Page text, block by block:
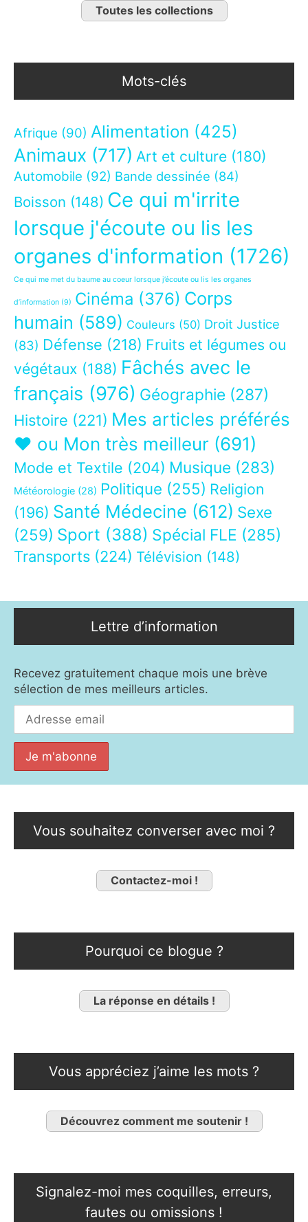
Toutes les collections
Mots-clés
Afrique (90) Alimentation (425)
Animaux (717) Art et culture (180)
Automobile (92) Bande dessinée (84)
Boisson (148) Ce qui m'irrite
lorsque j'écoute ou lis les
organes d'information (1726)
Ce qui me met du baume au coeur lorsque j’écoute ou lis les organes
d’information (9) Cinéma (376) Corps
humain (589) Couleurs (50) Droit Justice
(83) Défense (218) Fruits et légumes ou
végétaux (188) Fâchés avec le
français (976) Géographie (287)
Histoire (221) Mes articles préférés
❤ ou Mon très meilleur (691)
Mode et Textile (204) Musique (283)
Météorologie (28) Politique (255) Religion
(196) Santé Médecine (612) Sexe
(259) Sport (388) Spécial FLE (285)
Transports (224) Télévision (148)
Lettre d’information
Recevez gratuitement chaque mois une brève
sélection de mes meilleurs articles.
Vous souhaitez converser avec moi ?
Contactez-moi !
Pourquoi ce blogue ?
La réponse en détails !
Vous appréciez j’aime les mots ?
Découvrez comment me soutenir !
Signalez-moi mes coquilles, erreurs,
fautes ou omissions !